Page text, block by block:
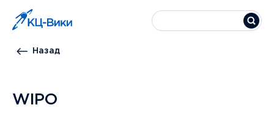
Назад
WIPO